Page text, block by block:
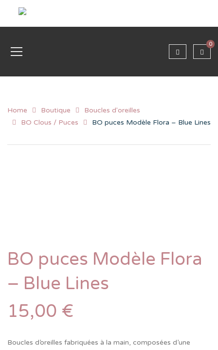
0
Home Boutique
Boucles d'oreilles
BO Clous / Puces
BO puces Modèle Flora – Blue Lines
BO puces Modèle Flora
– Blue Lines
15,00 €
Boucles d’oreilles fabriquées à la main, composées d’une